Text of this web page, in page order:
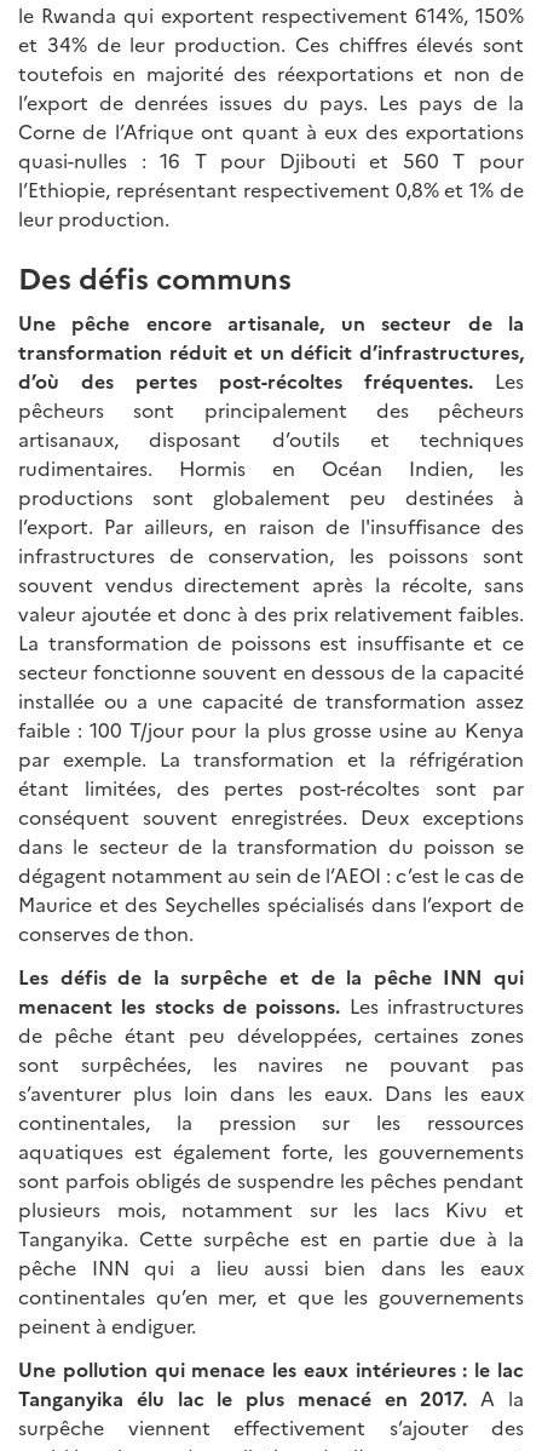
le Rwanda qui exportent respectivement 614%, 150%
et 34% de leur production. Ces chiffres élevés sont
toutefois en majorité des réexportations et non de
l’export de denrées issues du pays. Les pays de la
Corne de l’Afrique ont quant à eux des exportations
quasi-nulles : 16 T pour Djibouti et 560 T pour
l’Ethiopie, représentant respectivement 0,8% et 1% de
leur production.
Des défis communs
Une pêche encore artisanale, un secteur de la
transformation réduit et un déficit d’infrastructures,
d’où des pertes post-récoltes fréquentes. Les
pêcheurs sont principalement des pêcheurs
artisanaux, disposant d’outils et techniques
rudimentaires. Hormis en Océan Indien, les
productions sont globalement peu destinées à
l’export. Par ailleurs, en raison de l'insuffisance des
infrastructures de conservation, les poissons sont
souvent vendus directement après la récolte, sans
valeur ajoutée et donc à des prix relativement faibles.
La transformation de poissons est insuffisante et ce
secteur fonctionne souvent en dessous de la capacité
installée ou a une capacité de transformation assez
faible : 100 T/jour pour la plus grosse usine au Kenya
par exemple. La transformation et la réfrigération
étant limitées, des pertes post-récoltes sont par
conséquent souvent enregistrées. Deux exceptions
dans le secteur de la transformation du poisson se
dégagent notamment au sein de l’AEOI : c’est le cas de
Maurice et des Seychelles spécialisés dans l’export de
conserves de thon.
Les défis de la surpêche et de la pêche INN qui
menacent les stocks de poissons. Les infrastructures
de pêche étant peu développées, certaines zones
sont surpêchées, les navires ne pouvant pas
s’aventurer plus loin dans les eaux. Dans les eaux
continentales, la pression sur les ressources
aquatiques est également forte, les gouvernements
sont parfois obligés de suspendre les pêches pendant
plusieurs mois, notamment sur les lacs Kivu et
Tanganyika. Cette surpêche est en partie due à la
pêche INN qui a lieu aussi bien dans les eaux
continentales qu’en mer, et que les gouvernements
peinent à endiguer.
Une pollution qui menace les eaux intérieures : le lac
Tanganyika élu lac le plus menacé en 2017. A la
surpêche viennent effectivement s’ajouter des